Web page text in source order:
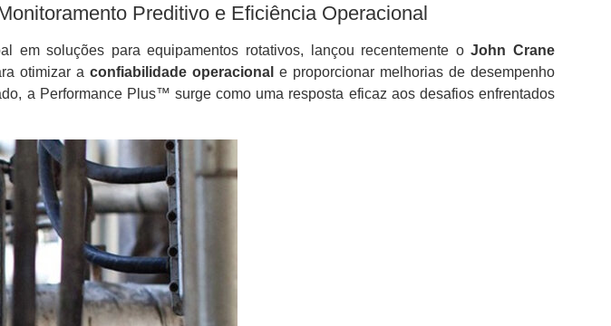
Preditivo e Eficiência Operacional
em soluções para equipamentos rotativos, lançou recentemente oJohn Crane
otimizar a confiabilidade operacional e proporcionar melhorias de desempenho
a Performance Plus™ surge como uma resposta eficaz aos desafios enfrentados